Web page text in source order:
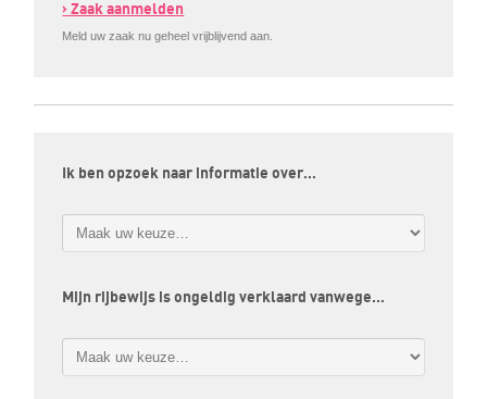
› Zaak aanmelden
Meld uw zaak nu geheel vrijblijvend aan.
Ik ben opzoek naar informatie over…
Mijn rijbewijs is ongeldig verklaard vanwege…